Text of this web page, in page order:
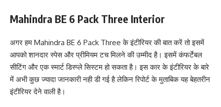
Mahindra BE 6 Pack Three Interior
अगर हम Mahindra BE 6 Pack Three के इंटीरियर की बात करें तो इसमें
आपको शानदार स्पेस और प्रीमियम टच मिलने की उम्मीद है। इसमें कंफर्टेबल
सीटिंग और एक स्मार्ट डिस्प्ले सिस्टम हो सकता है। इस कार के इंटीरियर के बारे
में अभी कुछ ज्यादा जानकारी नही डी गई है लेकिन रिपोर्ट के मुताबिक यह बेहतरीन
इंटीरियर देने वाली है।